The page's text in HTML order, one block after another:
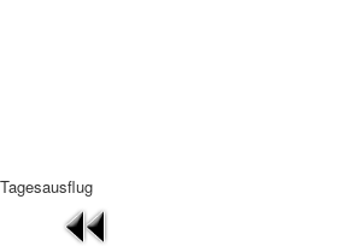
Tagesausflug